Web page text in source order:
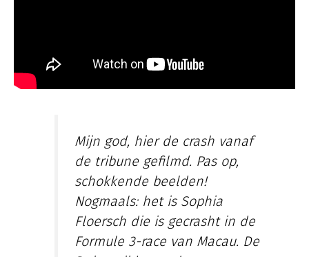
Mijn god, hier de crash vanaf
de tribune gefilmd. Pas op,
schokkende beelden!
Nogmaals: het is Sophia
Floersch die is gecrasht in de
Formule 3-race van Macau. De